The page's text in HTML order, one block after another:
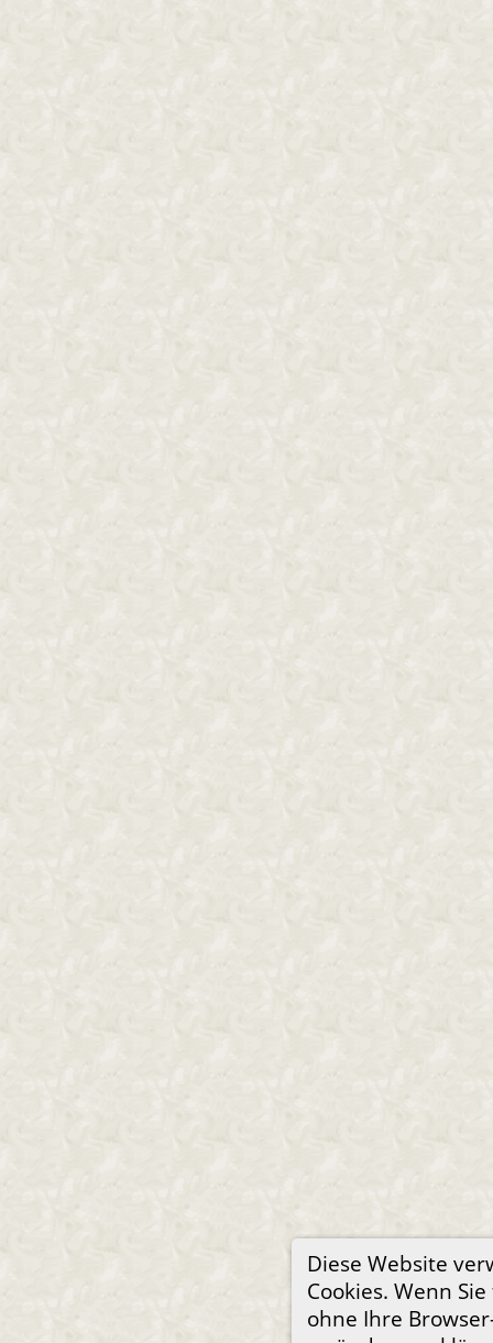
Diese Website
Cookies. Wenn
ohne Ihre